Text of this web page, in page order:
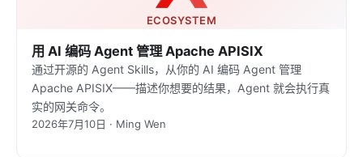
ECOSYSTEM
用 AI 编码 Agent 管理 Apache APISIX
通过开源的 Agent Skills，从你的 AI 编码 Agent 管理
Apache APISIX——描述你想要的结果，Agent 就会执行真
实的网关命令。
2026年7月10日 · Ming Wen